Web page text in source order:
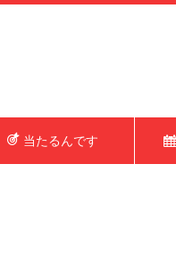
当たるんです